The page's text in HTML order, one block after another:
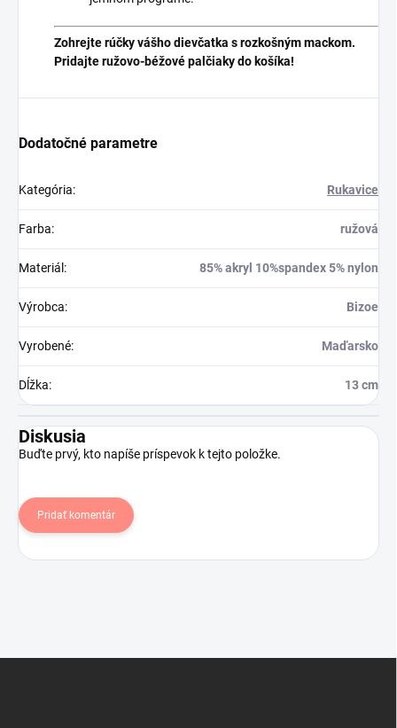
Zohrejte rúčky vášho dievčatka s rozkošným mackom.
Pridajte ružovo-béžové palčiaky do košíka!
Dodatočné parametre
Kategória: Rukavice
Farba: ružová
Materiál : 85% akryl 10%spandex 5% nylon
Výrobca: Bizoe
Vyrobené: Maďarsko
Dĺžka: 13 cm
Diskusia
Buďte prvý, kto napíše príspevok k tejto položke.
Pridať komentár